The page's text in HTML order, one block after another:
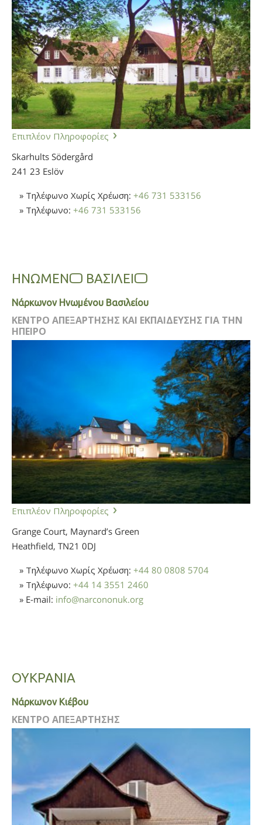
Επιπλέον Πληροφορίες
Skarhults Södergård
241 23 Eslöv
» Τηλέφωνο Χωρίς Χρέωση: +46 731 533156
» Τηλέφωνο: +46 731 533156
ΗΝΩΜΕΝO ΒΑΣΙΛΕΙO
Νάρκωνον Ηνωμένου Βασιλείου
ΚΕΝΤΡΟ ΑΠΕΞΑΡΤΗΣΗΣ ΚΑΙ ΕΚΠΑΙΔΕΥΣΗΣ ΓΙΑ ΤΗΝ
ΗΠΕΙΡΟ
Επιπλέον Πληροφορίες
Grange Court, Maynard’s Green
Heathfield, TN21 0DJ
» Τηλέφωνο Χωρίς Χρέωση: +44 80 0808 5704
» Τηλέφωνο: +44 14 3551 2460
» E-mail: info@narcononuk.org
ΟΥΚΡΑΝΙΑ
Νάρκωνον Κιέβου
ΚΕΝΤΡΟ ΑΠΕΞΑΡΤΗΣΗΣ